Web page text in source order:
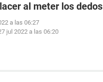
al meter los dedos
a las 06:27
jul 2022 a las 06:20